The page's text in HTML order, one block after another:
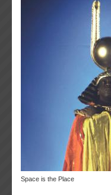
Space is the Place